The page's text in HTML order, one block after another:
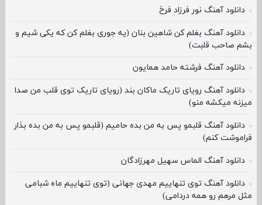
دانلود آهنگ نور فرزاد فرخ
دانلود آهنگ بغلم کن شاهین بنان (یه جوری بغلم کن که یکی شیم و
بشم صاحب قلبت)
دانلود آهنگ فرشته حامد همایون
دانلود آهنگ رویای تاریک ماکان بند (رویای تاریک توی قلب من صدا
میزنه میکشه منو)
دانلود آهنگ قلبمو پس به من بده حامیم (قلبمو پس به من بده بذار
فراموشت کنم)
دانلود آهنگ الماس سهیل مهرزادگان
دانلود آهنگ توی تنهاییم مهدی جهانی (توی تنهاییم ماه شبامی
مثل مرهم رو همه دردامی)